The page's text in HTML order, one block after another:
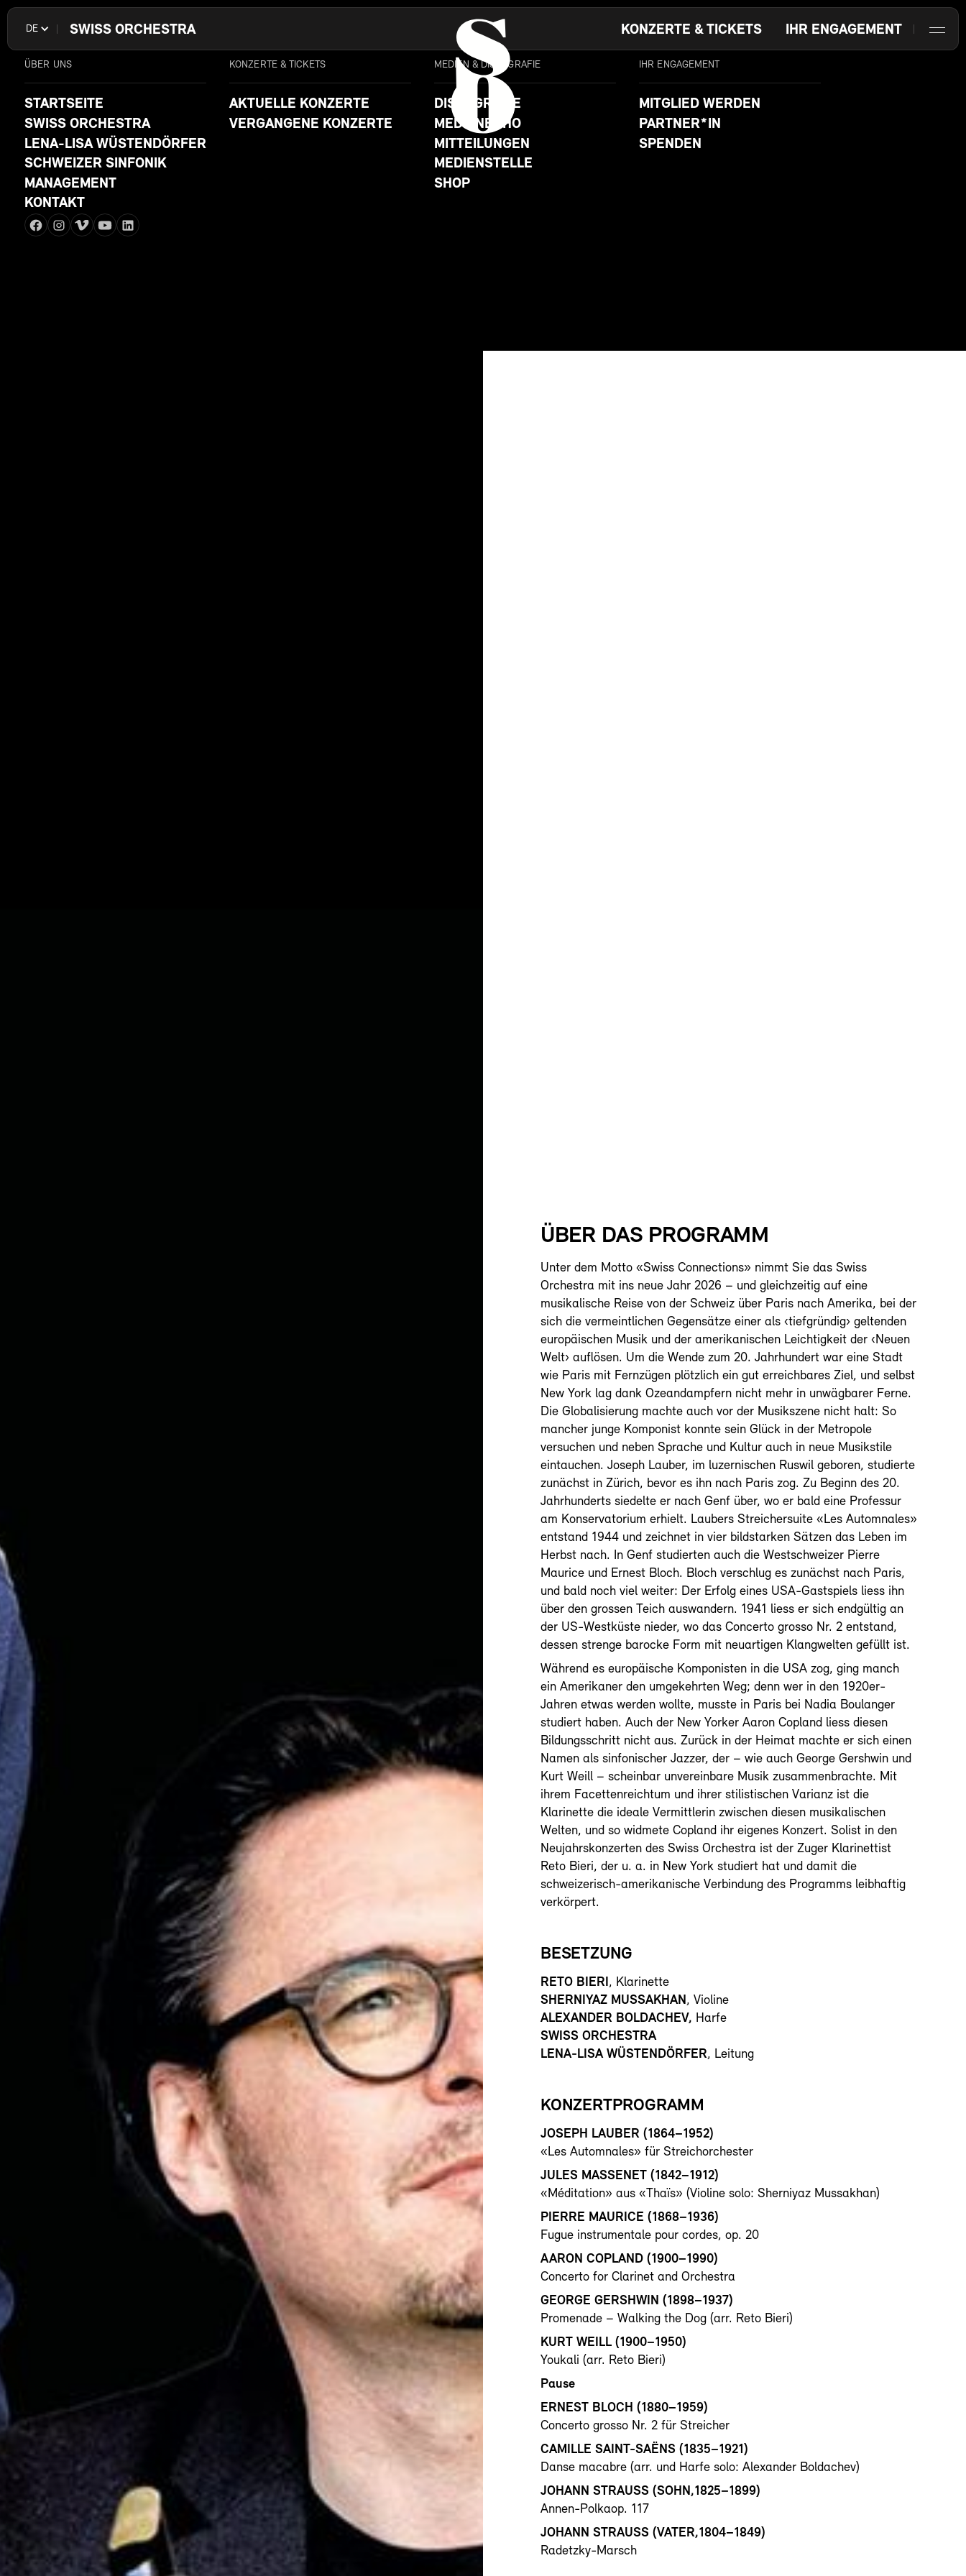
DE SWISS ORCHESTRA KONZERTE & TICKETS IHR ENGAGEMENT
ÜBER UNS
STARTSEITE
SWISS ORCHESTRA
LENA-LISA WÜSTENDÖRFER
SCHWEIZER SINFONIK
MANAGEMENT
KONTAKT
KONZERTE & TICKETS
AKTUELLE KONZERTE
VERGANGENE KONZERTE
MEDIEN & DISKOGRAFIE
DISKOGRAFIE
MEDIENECHO
MITTEILUNGEN
MEDIENSTELLE
SHOP
IHR ENGAGEMENT
MITGLIED WERDEN
PARTNER*IN
SPENDEN
ÜBER DAS PROGRAMM
Unter dem Motto «Swiss Connections» nimmt Sie das Swiss
Orchestra mit ins neue Jahr 2026 – und gleichzeitig auf eine
musikalische Reise von der Schweiz über Paris nach Amerika, bei der
sich die vermeintlichen Gegensätze einer als ‹tiefgründig› geltenden
europäischen Musik und der amerikanischen Leichtigkeit der ‹Neuen
Welt› auflösen. Um die Wende zum 20. Jahrhundert war eine Stadt
wie Paris mit Fernzügen plötzlich ein gut erreichbares Ziel, und selbst
New York lag dank Ozeandampfern nicht mehr in unwägbarer Ferne.
Die Globalisierung machte auch vor der Musikszene nicht halt: So
mancher junge Komponist konnte sein Glück in der Metropole
versuchen und neben Sprache und Kultur auch in neue Musikstile
eintauchen. Joseph Lauber, im luzernischen Ruswil geboren, studierte
zunächst in Zürich, bevor es ihn nach Paris zog. Zu Beginn des 20.
Jahrhunderts siedelte er nach Genf über, wo er bald eine Professur
am Konservatorium erhielt. Laubers Streichersuite «Les Automnales»
entstand 1944 und zeichnet in vier bildstarken Sätzen das Leben im
Herbst nach. In Genf studierten auch die Westschweizer Pierre
Maurice und Ernest Bloch. Bloch verschlug es zunächst nach Paris,
und bald noch viel weiter: Der Erfolg eines USA-Gastspiels liess ihn
über den grossen Teich auswandern. 1941 liess er sich endgültig an
der US-Westküste nieder, wo das Concerto grosso Nr. 2 entstand,
dessen strenge barocke Form mit neuartigen Klangwelten gefüllt ist.
Während es europäische Komponisten in die USA zog, ging manch
ein Amerikaner den umgekehrten Weg; denn wer in den 1920er-
Jahren etwas werden wollte, musste in Paris bei Nadia Boulanger
studiert haben. Auch der New Yorker Aaron Copland liess diesen
Bildungsschritt nicht aus. Zurück in der Heimat machte er sich einen
Namen als sinfonischer Jazzer, der – wie auch George Gershwin und
Kurt Weill – scheinbar unvereinbare Musik zusammenbrachte. Mit
ihrem Facettenreichtum und ihrer stilistischen Varianz ist die
Klarinette die ideale Vermittlerin zwischen diesen musikalischen
Welten, und so widmete Copland ihr eigenes Konzert. Solist in den
Neujahrskonzerten des Swiss Orchestra ist der Zuger Klarinettist
Reto Bieri, der u. a. in New York studiert hat und damit die
schweizerisch-amerikanische Verbindung des Programms leibhaftig
verkörpert.
BESETZUNG
RETO BIERI, Klarinette
SHERNIYAZ MUSSAKHAN, Violine
ALEXANDER BOLDACHEV, Harfe
SWISS ORCHESTRA
LENA-LISA WÜSTENDÖRFER, Leitung
KONZERTPROGRAMM
JOSEPH LAUBER (1864–1952)
«Les Automnales» für Streichorchester
JULES MASSENET (1842–1912)
«Méditation» aus «Thaïs» (Violine solo: Sherniyaz Mussakhan)
PIERRE MAURICE (1868–1936)
Fugue instrumentale pour cordes, op. 20
AARON COPLAND (1900–1990)
Concerto for Clarinet and Orchestra
GEORGE GERSHWIN (1898–1937)
Promenade – Walking the Dog (arr. Reto Bieri)
KURT WEILL (1900–1950)
Youkali (arr. Reto Bieri)
Pause
ERNEST BLOCH (1880–1959)
Concerto grosso Nr. 2 für Streicher
CAMILLE SAINT-SAËNS (1835–1921)
Danse macabre (arr. und Harfe solo: Alexander Boldachev)
JOHANN STRAUSS (SOHN,1825–1899)
Annen-Polkaop. 117
JOHANN STRAUSS (VATER,1804–1849)
Radetzky-Marsch